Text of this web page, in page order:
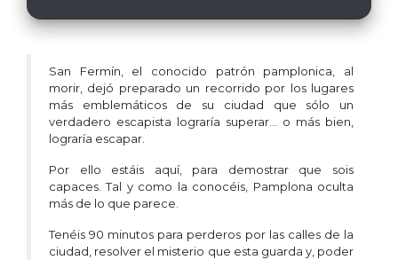
San Fermín, el conocido patrón pamplonica, al
morir, dejó preparado un recorrido por los lugares
más emblemáticos de su ciudad que sólo un
verdadero escapista lograría superar... o más bien,
lograría escapar.
Por ello estáis aquí, para demostrar que sois
capaces. Tal y como la conocéis, Pamplona oculta
más de lo que parece.
Tenéis 90 minutos para perderos por las calles de la
ciudad, resolver el misterio que esta guarda y, poder